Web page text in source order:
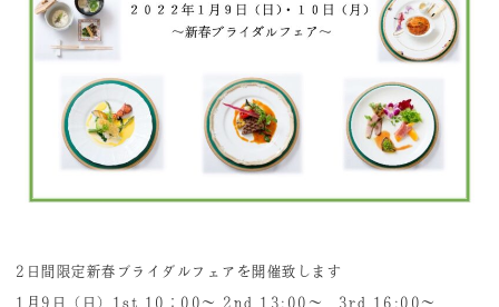
2日間限定新春ブライダルフェアを開催致します
1月9日（日）1st 10：00～ 2nd 13:00～ 3rd 16:00～